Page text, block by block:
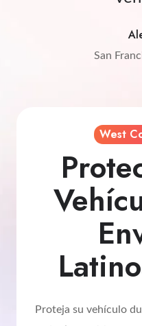
San
West
Proteja su vehículo